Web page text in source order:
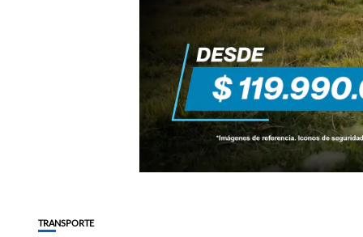
TRANSPORTE